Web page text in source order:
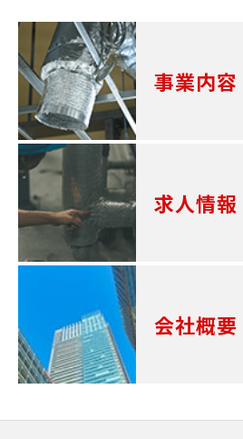
事業内容
求人情報
会社概要